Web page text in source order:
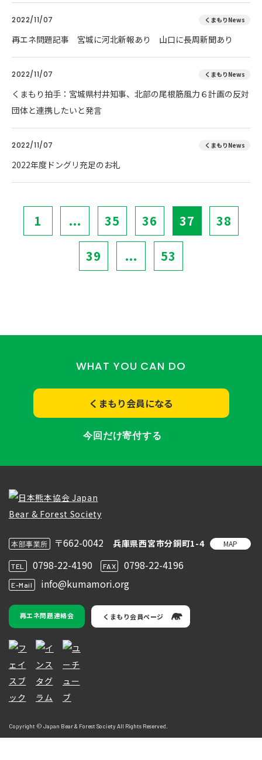
2022/11/07 くまもりNews
再エネ問題記事 宮城に河北新報あり 山口に長周新聞あり
2022/11/07 くまもりNews
くまもり拍手：宮城県村井知事、北部の尾根筋風力６計画の反対
団体と連携したいと発言
2022/11/07 くまもりNews
2022年度ドングリ充足のお礼
1 ... 35 36 37 38
39 ... 53
WHAT YOU CAN DO
くまもり会員になる
今回だけ寄付する
本部事業所 〒662-0042 兵庫県西宮市分銅町1-4 MAP
TEL 0798-22-4190 FAX 0798-22-4196
E-Mail info@kumamori.org
再エネ問題連絡会 くまもり会員ページ
Copyright © Japan Bear & Forest Society All Rights Reserved.